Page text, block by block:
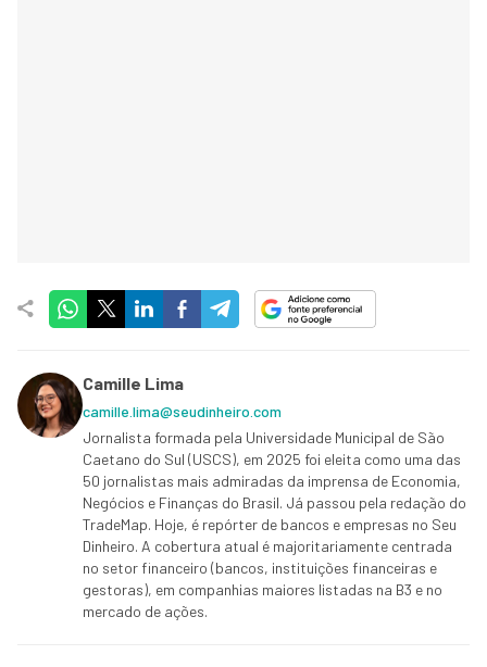
Camille Lima
camille.lima@seudinheiro.com
Jornalista formada pela Universidade Municipal de São
Caetano do Sul (USCS), em 2025 foi eleita como uma das
50 jornalistas mais admiradas da imprensa de Economia,
Negócios e Finanças do Brasil. Já passou pela redação do
TradeMap. Hoje, é repórter de bancos e empresas no Seu
Dinheiro. A cobertura atual é majoritariamente centrada
no setor financeiro (bancos, instituições financeiras e
gestoras), em companhias maiores listadas na B3 e no
mercado de ações.